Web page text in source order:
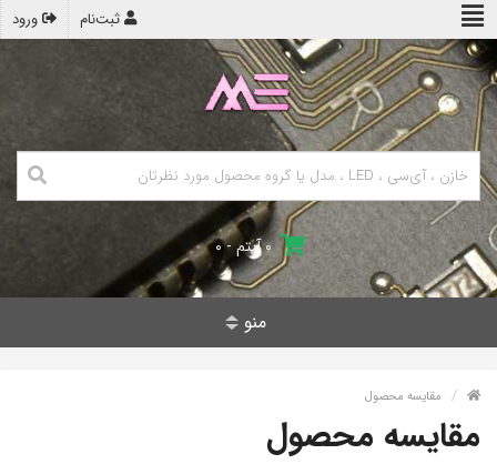
ورود ثبت‌نام
۰ آیتم - ۰
منو
مقایسه محصول
مقایسه محصول